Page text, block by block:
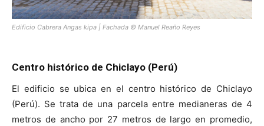
Edificio Cabrera Angas kipa | Fachada © Manuel Reaño Reyes
Centro histórico de Chiclayo (Perú)
El edificio se ubica en el centro histórico de Chiclayo
(Perú). Se trata de una parcela entre medianeras de 4
metros de ancho por 27 metros de largo en promedio,